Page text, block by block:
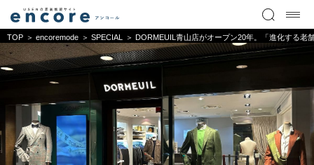
TOP encoremode SPECIAL DORMEUIL青山店がオープン20年。「進化する老